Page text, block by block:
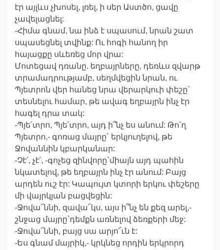
էր այլևս չխոսել, լռել, ի սեր Աստծո, ցավը
չավելացնել:
-Հիմա գնամ, նա ինձ է սպասում, նրան շատ
սպասեցնել տվինք: Ու հոգի հանող իր
հայացքը սևեռեց մոր վրա:
Մոտեցավ դռանը. եղբայրները, դեռևս զվարթ
տրամադրությամբ, սեղմվեցին նրան, ու
Պյետրոն վեր հանեց նրա վերարկուի փեշը`
տեսնելու համար, թե ավագ եղբայրն ինչ էր
հագել դրա տակ:
-Պյե՛տրո, Պյե՛տրո, այդ ի՞նչ ես անում: Թո՛ղ
Պյետրո,- գոռաց մայրը` երկյուղելով, թե
Ջովաննին կբարկանար:
-Չէ՛, չէ՛, -գոչեց զինվորը`միայն այդ պահին
նկատելով, թե եղբայրն ինչ էր անում: Բայց
արդեն ուշ էր: Կապույտ կտորի երկու փեշերը
մի վայրկյան բացվեցին:
-Ջովա՜ննի, զավա՜կս, այս ի՞նչ են քեզ արել,-
շնջաց մայրը`դեմքն առնելով ձեռքերի մեջ:
-Ջովա՜ննի, բայց սա արյո՜ւն է:
-Ես գնամ մայրիկ,- կրկնեց որդին երկրորդ